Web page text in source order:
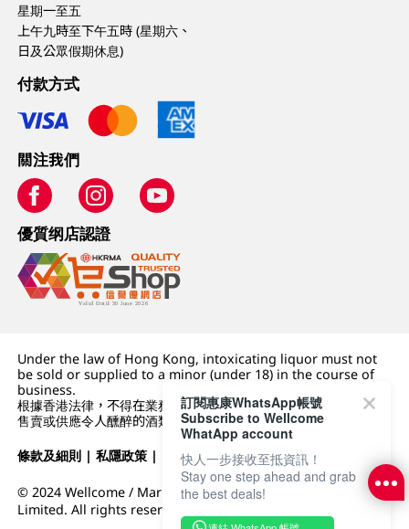
星期一至五
上午九時至下午五時 (星期六、
日及公眾假期休息)
付款方式
關注我們
優質纲店認證
Under the law of Hong Kong, intoxicating liquor must not
be sold or supplied to a minor (under 18) in the course of
business.
根據香港法律，不得在業務過程中，向未成年人 (18 歲以下人士)
售賣或供應令人醺醉的酒類。
條款及細則 |私隱政策 | DFI零售集團
© 2024 Wellcome / Market Place. The Dairy Farm Company
Limited. All rights reserved.
訂閱惠康WhatsApp帳號
Subscribe to Wellcome
WhatApp account
快人一步接收至抵資訊！
Stay one step ahead and grab
the best deals!